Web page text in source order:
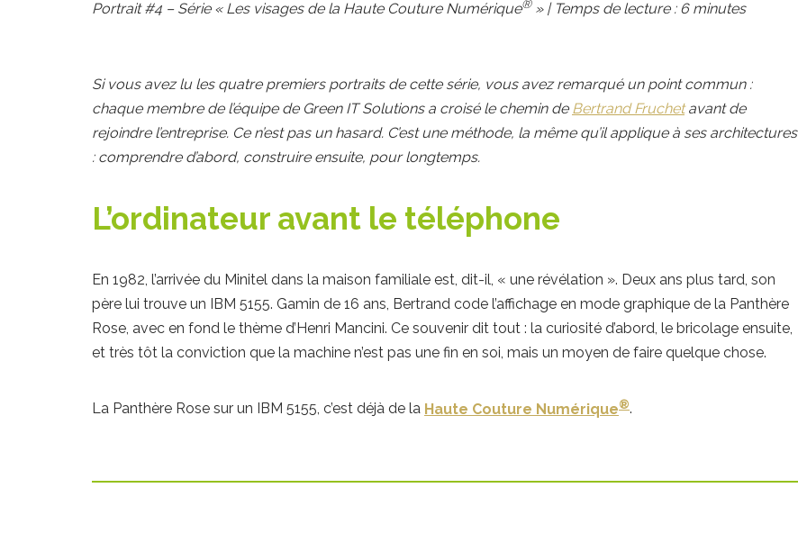
Portrait #4 – Série « Les visages de la Haute Couture Numérique®» | Temps de lecture : 6 minutes
Si vous avez lu les quatre premiers portraits de cette série, vous avez remarqué un point commun :
chaque membre de l’équipe de Green IT Solutions a croisé le chemin de Bertrand Fruchetavant de
rejoindre l’entreprise. Ce n’est pas un hasard. C’est une méthode, la même qu’il applique à ses architectures
: comprendre d’abord, construire ensuite, pour longtemps.
L’ordinateur avant le téléphone
En 1982, l’arrivée du Minitel dans la maison familiale est, dit-il, « une révélation ». Deux ans plus tard, son
père lui trouve un IBM 5155. Gamin de 16 ans, Bertrand code l’affichage en mode graphique de la Panthère
Rose, avec en fond le thème d’Henri Mancini. Ce souvenir dit tout : la curiosité d’abord, le bricolage ensuite,
et très tôt la conviction que la machine n’est pas une fin en soi, mais un moyen de faire quelque chose.
La Panthère Rose sur un IBM 5155, c’est déjà de la Haute Couture Numérique®.